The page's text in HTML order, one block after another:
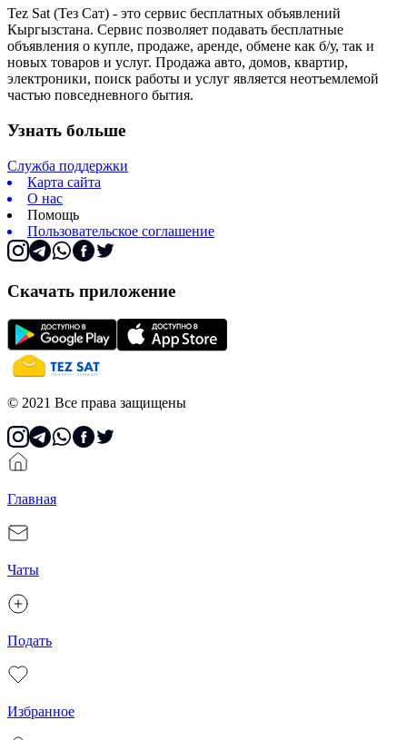
Tez Sat (Тез Сат) - это сервис бесплатных объявлений
Кыргызстана. Сервис позволяет подавать бесплатные
объявления о купле, продаже, аренде, обмене как б/у, так и
новых товаров и услуг. Продажа авто, домов, квартир,
электроники, поиск работы и услуг является неотъемлемой
частью повседневного бытия.
Узнать больше
Служба поддержки
Карта сайта
О нас
Помощь
Пользовательское соглашение
Скачать приложение
© 2021 Все права защищены
Главная
Чаты
Подать
Избранное